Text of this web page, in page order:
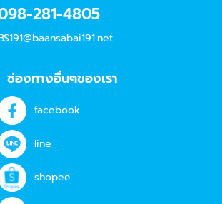
281-4805
ช่องทางอื่นๆของเรา
facebook
line
shopee